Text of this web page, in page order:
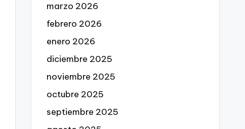
marzo 2026
febrero 2026
enero 2026
diciembre 2025
noviembre 2025
octubre 2025
septiembre 2025